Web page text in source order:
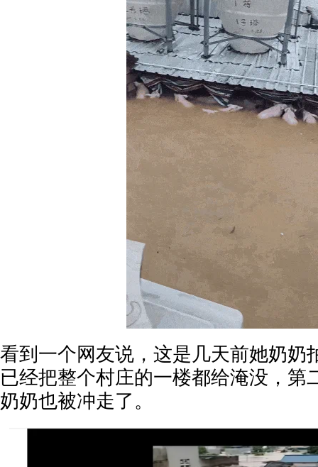
看到一个网友说，这是几天前她奶奶
已经把整个村庄的一楼都给淹没，第
奶奶也被冲走了。